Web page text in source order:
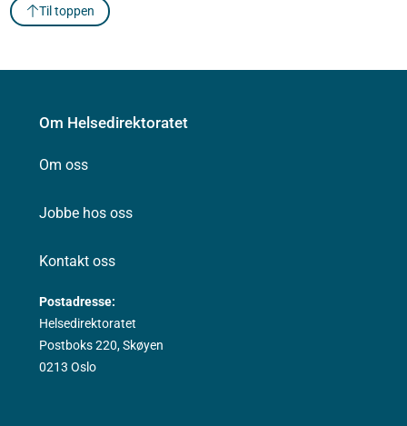
Til toppen
Om Helsedirektoratet
Om oss
Jobbe hos oss
Kontakt oss
Postadresse:
Helsedirektoratet
Postboks 220, Skøyen
0213 Oslo